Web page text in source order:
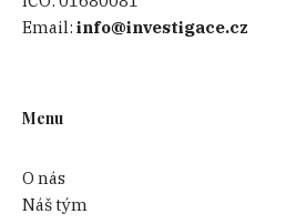
Email:info@investigace.cz
Menu
O nás
Náš tým